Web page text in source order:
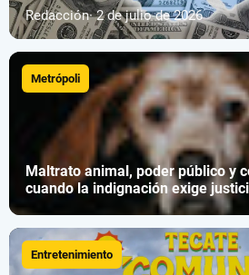
Redacción· 2 de julio de 2026
Metrópoli
Maltrato animal, poder público y
cuando la indignación exige
Entretenimiento